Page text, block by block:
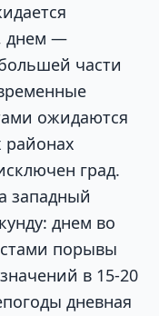
днем —
части
ожидаются
районах
град.
западный
днем во
порывы
в 15-20
дневная